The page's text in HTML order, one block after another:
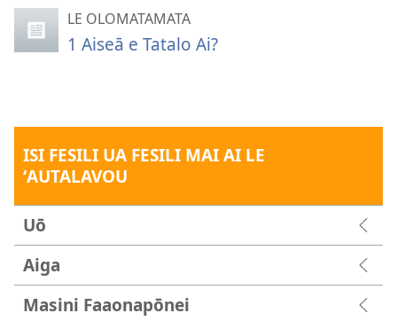
LE OLOMATAMATA
1 Aiseā e Tatalo Ai?
ISI FESILI UA FESILI MAI AI LE
ʻAUTALAVOU
Uō
Aiga
Masini Faaonapōnei